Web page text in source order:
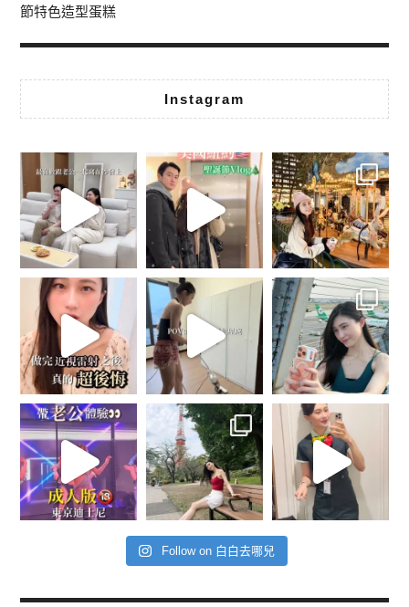
節特色造型蛋糕
Instagram
Follow on 白白去哪兒